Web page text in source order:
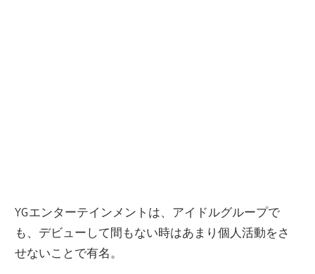
YGエンターテインメントは、アイドルグループで
も、デビューして間もない時はあまり個人活動をさ
せないことで有名。